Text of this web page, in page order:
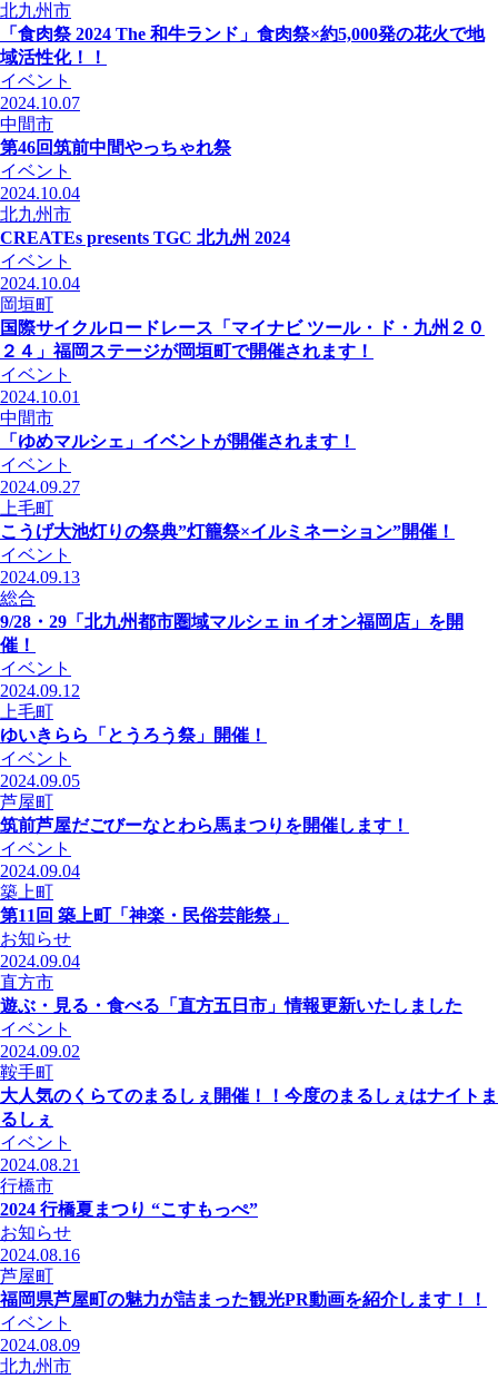
北九州市
「食肉祭 2024 The 和牛ランド」食肉祭×約5,000発の花火で地
域活性化！！
イベント
2024.10.07
中間市
第46回筑前中間やっちゃれ祭
イベント
2024.10.04
北九州市
CREATEs presents TGC 北九州 2024
イベント
2024.10.04
岡垣町
国際サイクルロードレース「マイナビ ツール・ド・九州２０
２４」福岡ステージが岡垣町で開催されます！
イベント
2024.10.01
中間市
「ゆめマルシェ」イベントが開催されます！
イベント
2024.09.27
上毛町
こうげ大池灯りの祭典”灯籠祭×イルミネーション”開催！
イベント
2024.09.13
総合
9/28・29「北九州都市圏域マルシェ in イオン福岡店」を開
催！
イベント
2024.09.12
上毛町
ゆいきらら「とうろう祭」開催！
イベント
2024.09.05
芦屋町
筑前芦屋だごびーなとわら馬まつりを開催します！
イベント
2024.09.04
築上町
第11回 築上町「神楽・民俗芸能祭」
お知らせ
2024.09.04
直方市
遊ぶ・見る・食べる「直方五日市」情報更新いたしました
イベント
2024.09.02
鞍手町
大人気のくらてのまるしぇ開催！！今度のまるしぇはナイトま
るしぇ
イベント
2024.08.21
行橋市
2024 行橋夏まつり “こすもっぺ”
お知らせ
2024.08.16
芦屋町
福岡県芦屋町の魅力が詰まった観光PR動画を紹介します！！
イベント
2024.08.09
北九州市